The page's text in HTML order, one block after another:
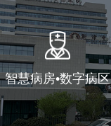
智慧病房•数字病区